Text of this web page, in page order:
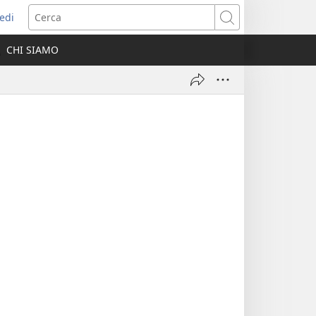
Cerca
CHI SIAMO